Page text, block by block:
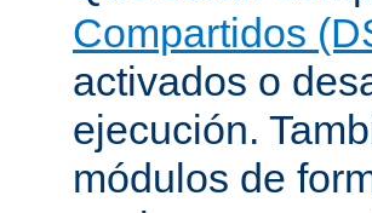
Compartidos
activados o
ejecución.
módulos de